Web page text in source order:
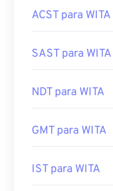
ACST para WITA
SAST para WITA
NDT para WITA
GMT para WITA
IST para WITA